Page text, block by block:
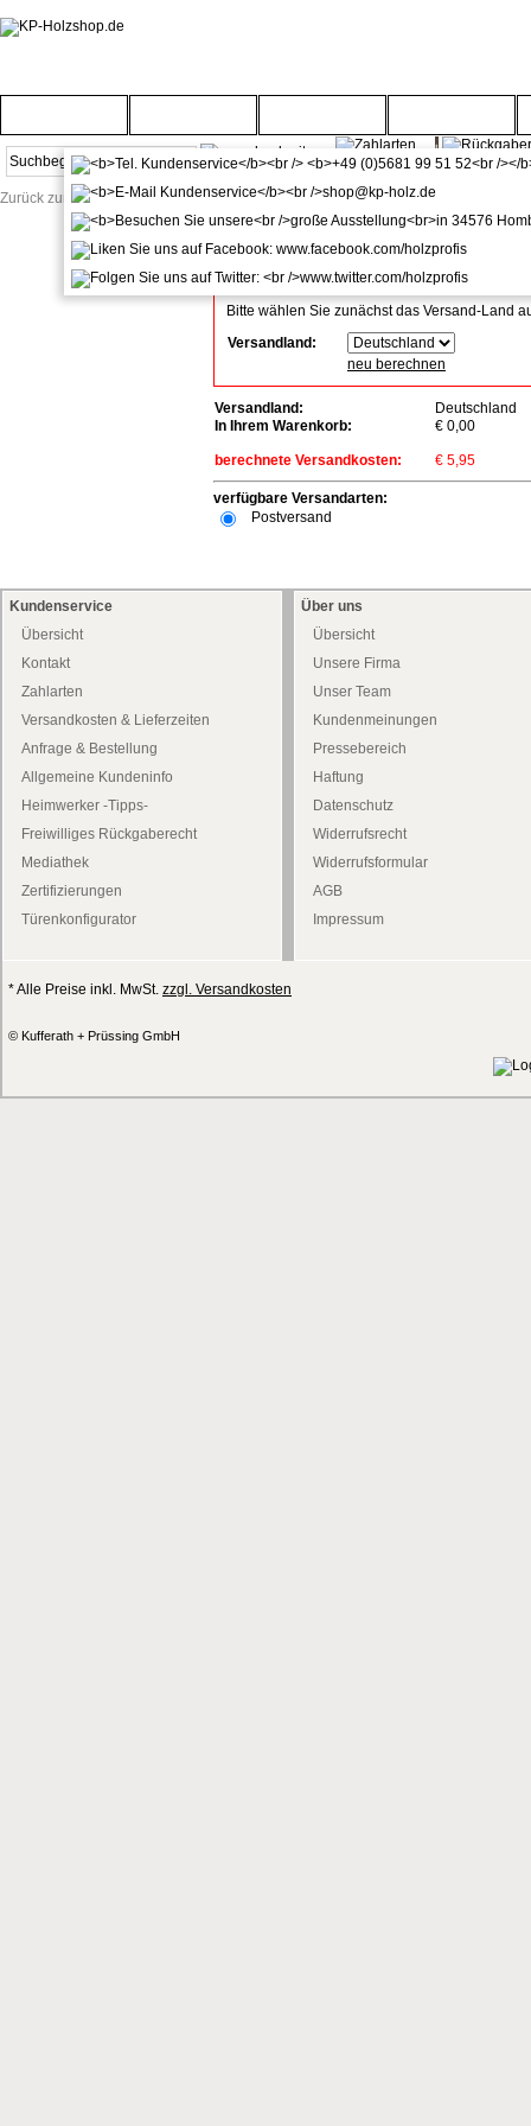
Zurück zur Startseite
Versandkosten-Info
Alle angegebenen Preise verstehen sich inkl.
Bitte wählen Sie zunächst das Versand-Land
Versandland:
neu berechnen
Versandland:
Deutschland
In Ihrem Warenkorb:
€ 0,00
berechnete Versandkosten: € 5,95
verfügbare Versandarten:
Postversand
Kundenservice
Übersicht
Kontakt
Zahlarten
Versandkosten & Lieferzeiten
Anfrage & Bestellung
Allgemeine Kundeninfo
Heimwerker -Tipps-
Freiwilliges Rückgaberecht
Mediathek
Zertifizierungen
Türenkonfigurator
Über uns
Übersicht
Unsere Firma
Unser Team
Kundenmeinungen
Pressebereich
Haftung
Datenschutz
Widerrufsrecht
Widerrufsformular
AGB
Impressum
* Alle Preise inkl. MwSt. zzgl. Versandkosten
© Kufferath + Prüssing GmbH